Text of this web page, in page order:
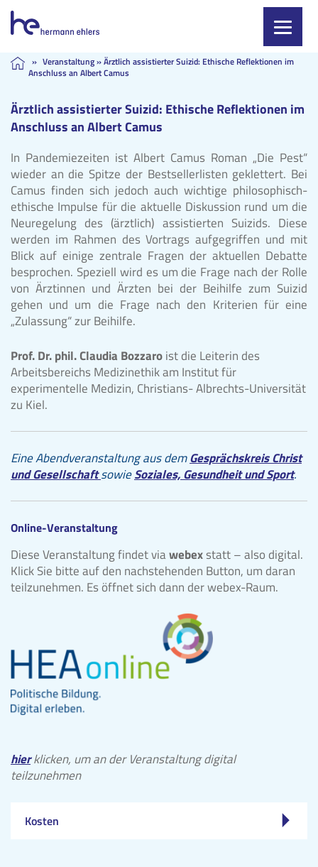
Skip
» Veranstaltung»Ärztlich assistierter Suizid: Ethische Reflektionen im
Anschluss an Albert Camus
Ärztlich assistierter Suizid: Ethische Reflektionen im
Anschluss an Albert Camus
In Pandemiezeiten ist Albert Camus Roman „Die Pest“
wieder an die Spitze der Bestsellerlisten geklettert. Bei
Camus finden sich jedoch auch wichtige philosophisch-
ethische Impulse für die aktuelle Diskussion rund um die
Neuregelung des (ärztlich) assistierten Suizids. Diese
werden im Rahmen des Vortrags aufgegriffen und mit
Blick auf einige zentrale Fragen der aktuellen Debatte
besprochen. Speziell wird es um die Frage nach der Rolle
von Ärztinnen und Ärzten bei der Beihilfe zum Suizid
gehen und um die Frage nach den Kriterien für eine
„Zulassung“ zur Beihilfe.
Prof. Dr. phil. Claudia Bozzaroist die Leiterin des
Arbeitsbereichs Medizinethik am Institut für
experimentelle Medizin, Christians- Albrechts-Universität
zu Kiel.
Eine Abendveranstaltung aus demGesprächskreis Christ
und GesellschaftsowieSoziales, Gesundheit und Sport.
Online-Veranstaltung
Diese Veranstaltung findet viawebexstatt – also digital.
Klick Sie bitte auf den nachstehenden Button, um daran
teilzunehmen. Es öffnet sich dann der webex-Raum.
hierklicken, um an der Veranstaltung digital
teilzunehmen
Kosten